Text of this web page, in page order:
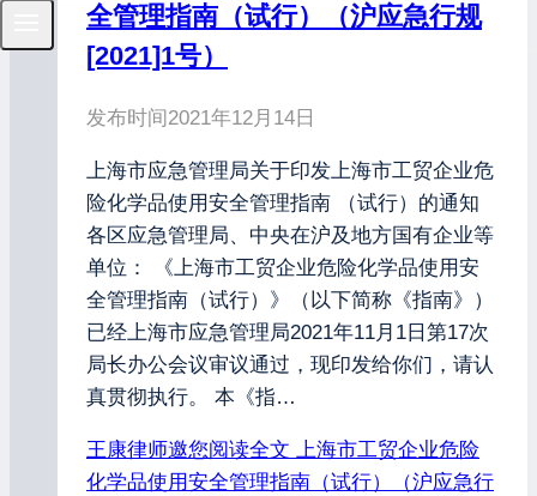
全管理指南（试行）（沪应急行规
[2021]1号）
发布时间2021年12月14日
上海市应急管理局关于印发上海市工贸企业危
险化学品使用安全管理指南 （试行）的通知
各区应急管理局、中央在沪及地方国有企业等
单位： 《上海市工贸企业危险化学品使用安
全管理指南（试行）》（以下简称《指南》）
已经上海市应急管理局2021年11月1日第17次
局长办公会议审议通过，现印发给你们，请认
真贯彻执行。 本《指…
王康律师邀您阅读全文 上海市工贸企业危险
化学品使用安全管理指南（试行）（沪应急行